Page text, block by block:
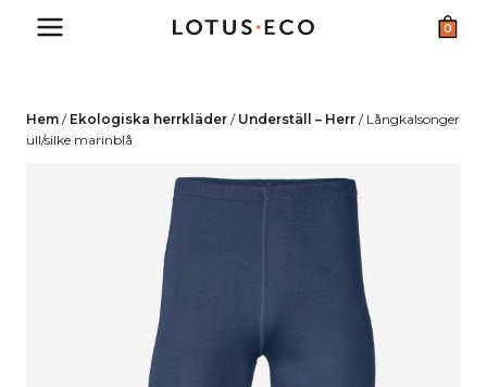
0
Hem / Ekologiska herrkläder / Underställ – Herr / Långkalsonger
ull/silke marinblå